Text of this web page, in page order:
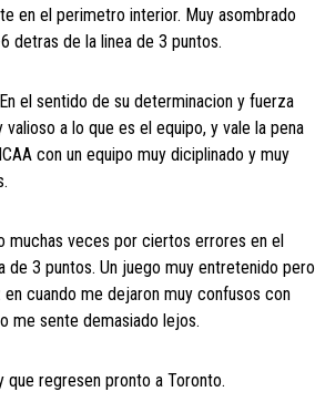
en el perimetro interior. Muy asombrado
detras de la linea de 3 puntos.
el sentido de su determinacion y fuerza
a lo que es el equipo, y vale la pena
con un equipo muy diciplinado y muy
muchas veces por ciertos errores en el
3 puntos. Un juego muy entretenido pero
cuando me dejaron muy confusos con
me sente demasiado lejos.
que regresen pronto a Toronto.